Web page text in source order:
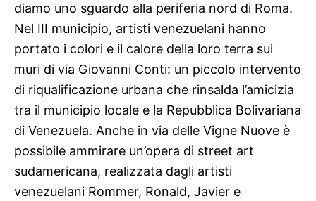
diamo uno sguardo alla periferia nord di Roma.
Nel III municipio, artisti venezuelani hanno
portato i colori e il calore della loro terra sui
muri di via Giovanni Conti: un piccolo intervento
di riqualificazione urbana che rinsalda l’amicizia
tra il municipio locale e la Repubblica Bolivariana
di Venezuela. Anche in via delle Vigne Nuove è
possibile ammirare un’opera di street art
sudamericana, realizzata dagli artisti
venezuelani Rommer, Ronald, Javier e